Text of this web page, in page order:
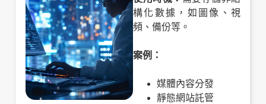
構化數據，如圖像、視
頻、備份等。
案例：
媒體內容分發
靜態網站託管